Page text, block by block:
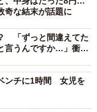
な結末が話題に
「ずっと間違えてた
言うんですか…」衝撃
ンチに1時間 女児を